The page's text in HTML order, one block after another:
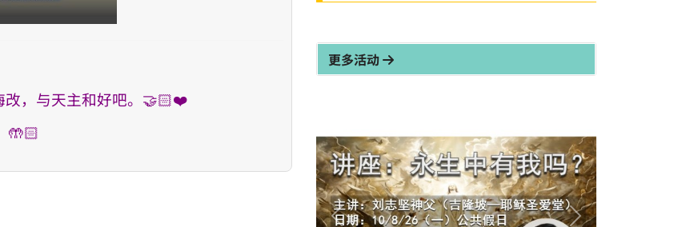
改，与天主和好吧。🤝🏻❤️
🤲🏻
更多活动